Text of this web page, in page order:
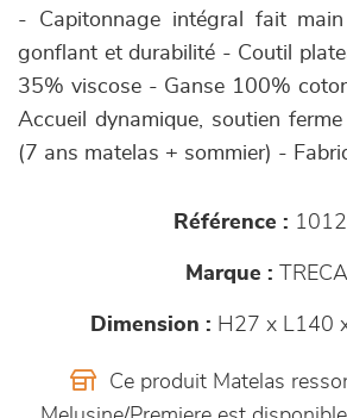
- Capitonnage intégral fait
gonflant et durabilité - Coutil
35% viscose - Ganse 100%
Accueil dynamique, soutien
(7 ans matelas + sommier) -
Référence :
Marque : TRECA
Dimension : H27 x L140
Ce produit Matelas